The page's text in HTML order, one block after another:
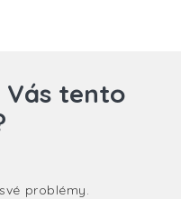
Vás tento
problémy.